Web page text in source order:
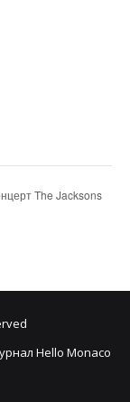
The Jacksons
Hello Monaco